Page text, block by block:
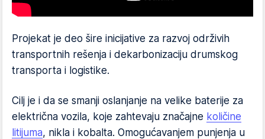
Projekat je deo šire inicijative za razvoj održivih
transportnih rešenja i dekarbonizaciju drumskog
transporta i logistike.
Cilj je i da se smanji oslanjanje na velike baterije za
električna vozila, koje zahtevaju značajne količine
litijuma, nikla i kobalta. Omogućavanjem punjenja u